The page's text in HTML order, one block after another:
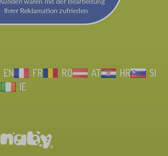
EN FR RO AT HR
SI
IE